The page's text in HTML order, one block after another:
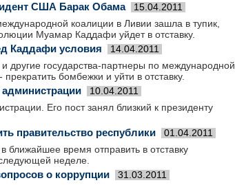
США Барак Обама 15.04.2011
коалиции в Ливии зашла в тупик,
Муамар Каддафи уйдет в отставку.
Каддафи условия 14.04.2011
государства-партнеры по международной
бомбежки и уйти в отставку.
администрации 10.04.2011
Его пост занял близкий к президенту
правительство республики 01.04.2011
время отправить в отставку
неделе.
о коррупции 31.03.2011